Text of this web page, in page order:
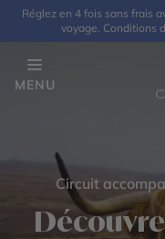
Réglez en 4 fois sans frais
voyage. Conditions
MENU
Circuit